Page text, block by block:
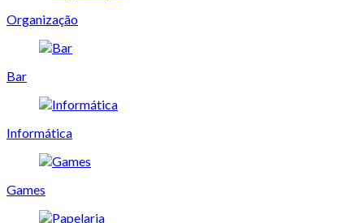
Organização
Bar
Informática
Games